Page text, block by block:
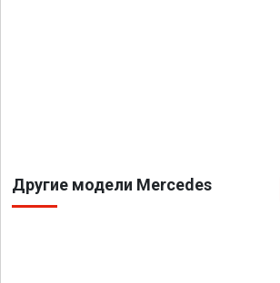
Другие модели Mercedes